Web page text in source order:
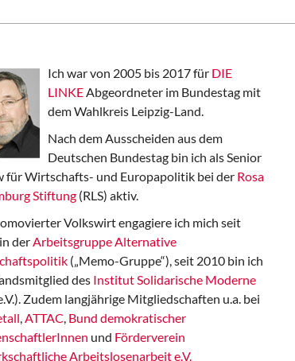
Ich war von 2005 bis 2017 für DIE
LINKEAbgeordneter im Bundestag mit
dem Wahlkreis Leipzig-Land.
Nach dem Ausscheiden aus dem
Deutschen Bundestag bin ich als Senior
für Wirtschafts- und Europapolitik bei der Rosa
Stiftung (RLS) aktiv.
Volkswirt engagiere ich mich seit
derArbeitsgruppe Alternative
(„Memo-Gruppe“), seit 2010 bin ich
des Institut Solidarische Moderne
Zudem langjährige Mitgliedschaften u.a. bei
,ATTAC, Bund demokratischer
und Förderverein
Arbeitslosenarbeit e.V.